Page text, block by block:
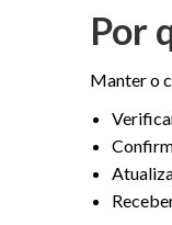
Por
Manter o